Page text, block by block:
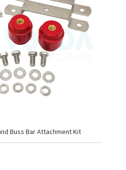
Buss Bar Attachment Kit